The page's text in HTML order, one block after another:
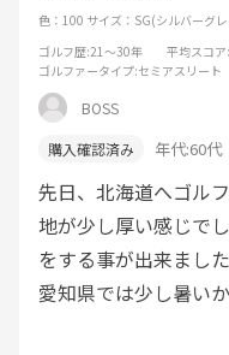
色：100 サイズ：SG(シルバーグ
ゴルフ歴:21～30年 平均スコア
ゴルファータイプ:セミアスリート
BOSS
年代:60代
先日、北海道へゴル
地が少し厚い感じで
をする事が出来ました
愛知県では少し暑い